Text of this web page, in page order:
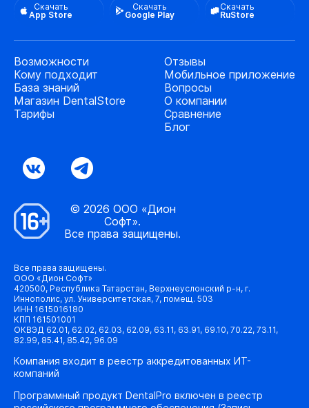
Скачать
App Store
Скачать
Google Play
Скачать
RuStore
Возможности
Кому подходит
База знаний
Магазин DentalStore
Тарифы
Отзывы
Мобильное приложение
Вопросы
О компании
Сравнение
Блог
© 2026 ООО «Дион
Софт».
Все права защищены.
Все права защищены.
ООО «Дион Софт»
420500, Республика Татарстан, Верхнеуслонский р-н, г.
Иннополис, ул. Университетская, 7, помещ. 503
ИНН 1615016180
КПП 161501001
ОКВЭД 62.01, 62.02, 62.03, 62.09, 63.11, 63.91, 69.10, 70.22, 73.11,
82.99, 85.41, 85.42, 96.09
Компания входит в реестр аккредитованных ИТ-
компаний
Программный продукт DentalPro включен в реестр